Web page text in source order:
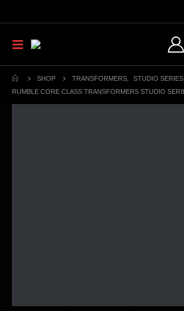
SHOP TRANSFORMERS STUDIO
RUMBLE CORE CLASS TRANSFORMERS STUDIO